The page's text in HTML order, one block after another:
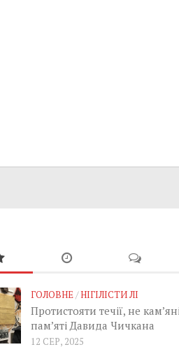
ГОЛОВНЕ/НІГІЛІСТИ ЛІ
Протистояти течії, не
пам’яті Давида Чичкана
12 СЕР, 2025